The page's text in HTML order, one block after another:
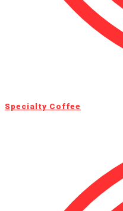
Specialty Coffee